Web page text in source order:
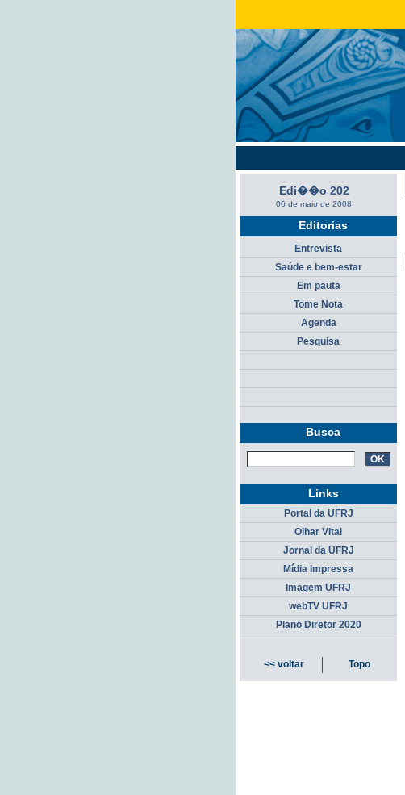
Edi��o 202
06 de maio de 2008
Editorias
Entrevista
Saúde e bem-estar
Em pauta
Tome Nota
Agenda
Pesquisa
Busca
Links
Portal da UFRJ
Olhar Vital
Jornal da UFRJ
Mídia Impressa
Imagem UFRJ
webTV UFRJ
Plano Diretor 2020
<< voltar Topo